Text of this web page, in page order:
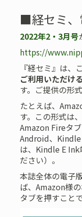
■経セミ、
2022年2・3月号
https://
『経セミ』は、
ご利用いただける
す。ご提供の形式
たとえば、
す。この形式は、
Amazon Fireタ
Android、Kindle
は、Kindle E
ださい）。
本誌全体の電子
ば、Amazon様
タブを押すこと